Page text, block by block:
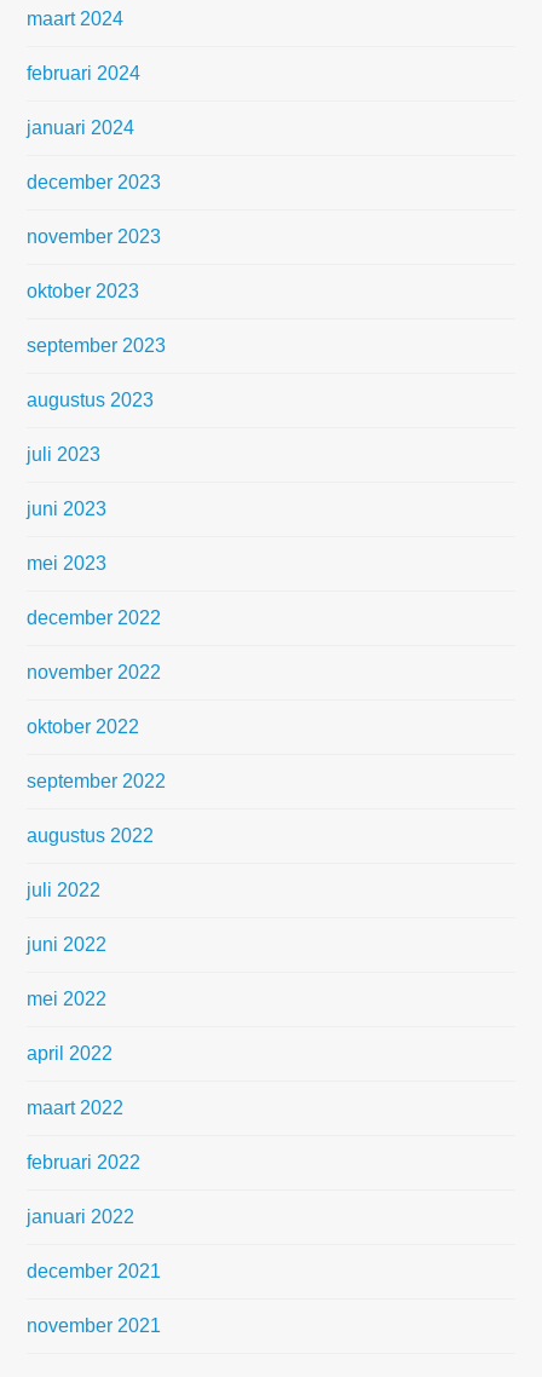
maart 2024
februari 2024
januari 2024
december 2023
november 2023
oktober 2023
september 2023
augustus 2023
juli 2023
juni 2023
mei 2023
december 2022
november 2022
oktober 2022
september 2022
augustus 2022
juli 2022
juni 2022
mei 2022
april 2022
maart 2022
februari 2022
januari 2022
december 2021
november 2021